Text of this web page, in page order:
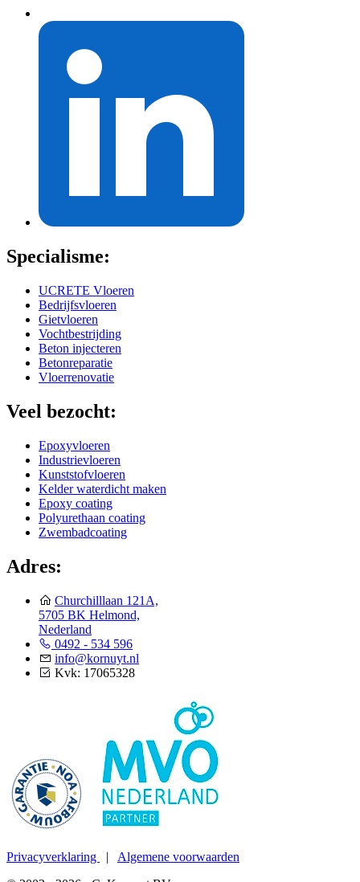
Specialisme:
UCRETE Vloeren
Bedrijfsvloeren
Gietvloeren
Vochtbestrijding
Beton injecteren
Betonreparatie
Vloerrenovatie
Veel bezocht:
Epoxyvloeren
Industrievloeren
Kunststofvloeren
Kelder waterdicht maken
Epoxy coating
Polyurethaan coating
Zwembadcoating
Adres:
Churchilllaan 121A,
5705 BK Helmond,
Nederland
0492 - 534 596
info@kornuyt.nl
Kvk: 17065328
Privacyverklaring | Algemene voorwaarden